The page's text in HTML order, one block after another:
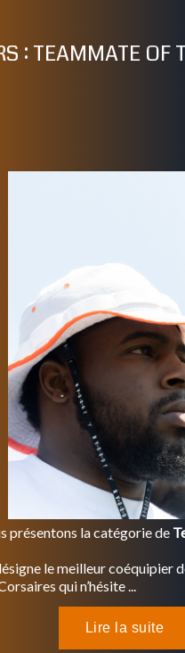
: TEAMMATE OF
présentons la catégorie de
le meilleur coéquipier
qui n’hésite ...